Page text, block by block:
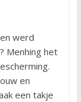
werd
Menhing het
en
een takje